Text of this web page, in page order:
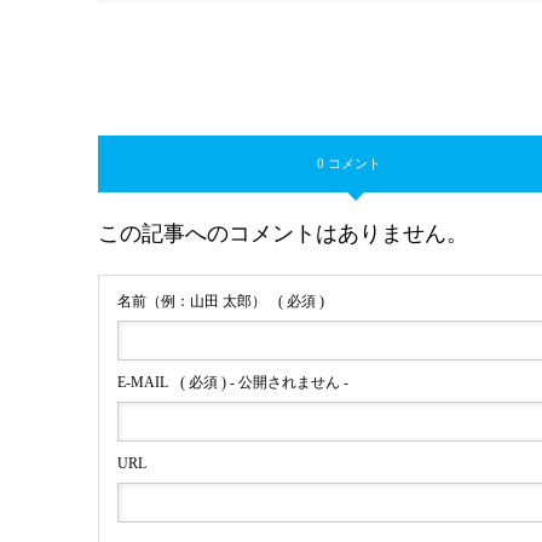
0 コメント
この記事へのコメントはありません。
名前（例：山田 太郎） ( 必須 )
E-MAIL ( 必須 ) - 公開されません -
URL